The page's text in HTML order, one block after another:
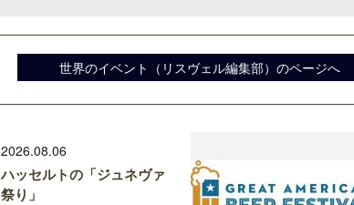
世界のイベント（リスヴェル編集部）のページへ
2026.08.06
ハッセルトの「ジュネヴァ
祭り」
クアロア・ランチ、新予約システム導
入のお知らせ